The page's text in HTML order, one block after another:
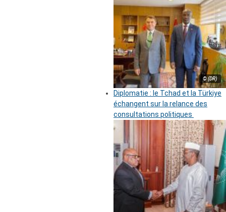
© (DR)
Diplomatie : le Tchad et la Türkiye
échangent sur la relance des
consultations politiques